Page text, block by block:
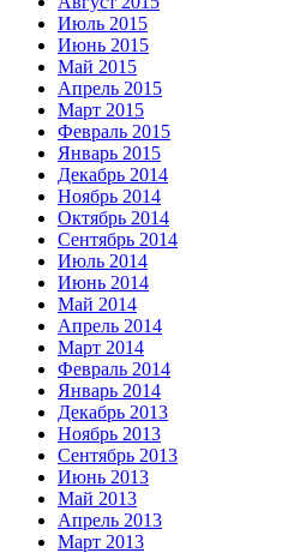
Июль 2015
Июнь 2015
Май 2015
Апрель 2015
Март 2015
Февраль 2015
Январь 2015
Декабрь 2014
Ноябрь 2014
Октябрь 2014
Сентябрь 2014
Июль 2014
Июнь 2014
Май 2014
Апрель 2014
Март 2014
Февраль 2014
Январь 2014
Декабрь 2013
Ноябрь 2013
Сентябрь 2013
Июнь 2013
Май 2013
Апрель 2013
Март 2013